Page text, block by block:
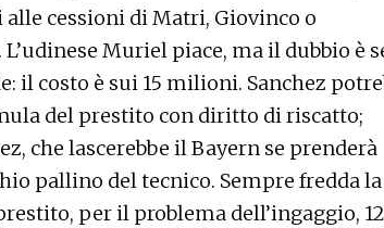
cessioni di Matri, Giovinco o
Muriel piace, ma il dubbio è
il costo è sui 15 milioni. Sanchez
del prestito con diritto di riscatto;
che lascerebbe il Bayern se prenderà
pallino del tecnico. Sempre fredda la
per il problema dell’ingaggio, 12